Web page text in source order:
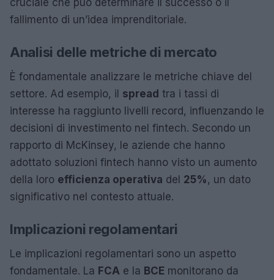
fallimento di un’idea imprenditoriale.
Analisi delle metriche di mercato
È fondamentale analizzare le metriche chiave del
settore. Ad esempio, il spread tra i tassi di
interesse ha raggiunto livelli record, influenzando le
decisioni di investimento nel fintech. Secondo un
rapporto di McKinsey, le aziende che hanno
adottato soluzioni fintech hanno visto un aumento
della loro efficienza operativa del 25% , un dato
significativo nel contesto attuale.
Implicazioni regolamentari
Le implicazioni regolamentari sono un aspetto
fondamentale. La FCA e la BCE monitorano da